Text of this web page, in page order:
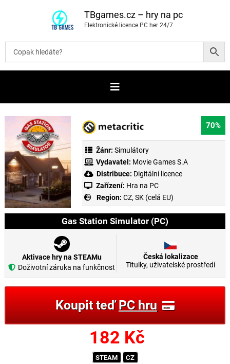
t
b
TBgames.cz – hry na pc
Elektronické licence PC her 24/7
70%
Žánr: Simulátory
Vydavatel: Movie Games S.A
Distribuce: Digitální licence
Zařízení: Hra na PC
Region: CZ, SK (celá EU)
Gas Station Simulator (PC)
Aktivace hry na STEAMu
Doživotní záruka na funkčnost
Česká lokalizace
Titulky, uživatelské prostředí
Koupit teďPC hru
182 Kč
STEAM CZ